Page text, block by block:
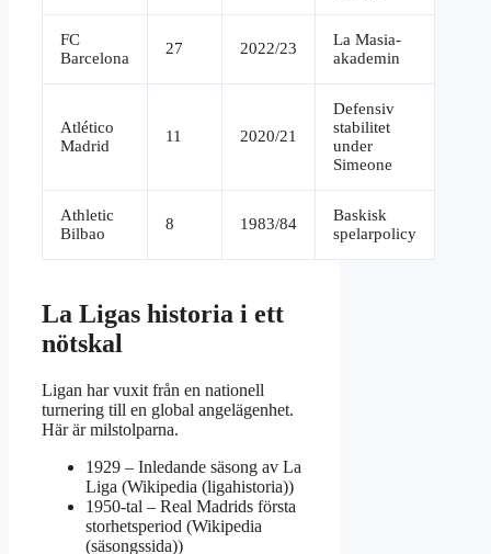
FC
Barcelona
27 2022/23
La Masia-
akademin
Atlético
Madrid
11 2020/21
Defensiv
stabilitet
under
Simeone
Athletic
Bilbao
8 1983/84
Baskisk
spelarpolicy
La Ligas historia i ett
nötskal
Ligan har vuxit från en nationell
turnering till en global angelägenhet.
Här är milstolparna.
1929 – Inledande säsong av La
Liga (Wikipedia (ligahistoria))
1950-tal – Real Madrids första
storhetsperiod (Wikipedia
(säsongssida))